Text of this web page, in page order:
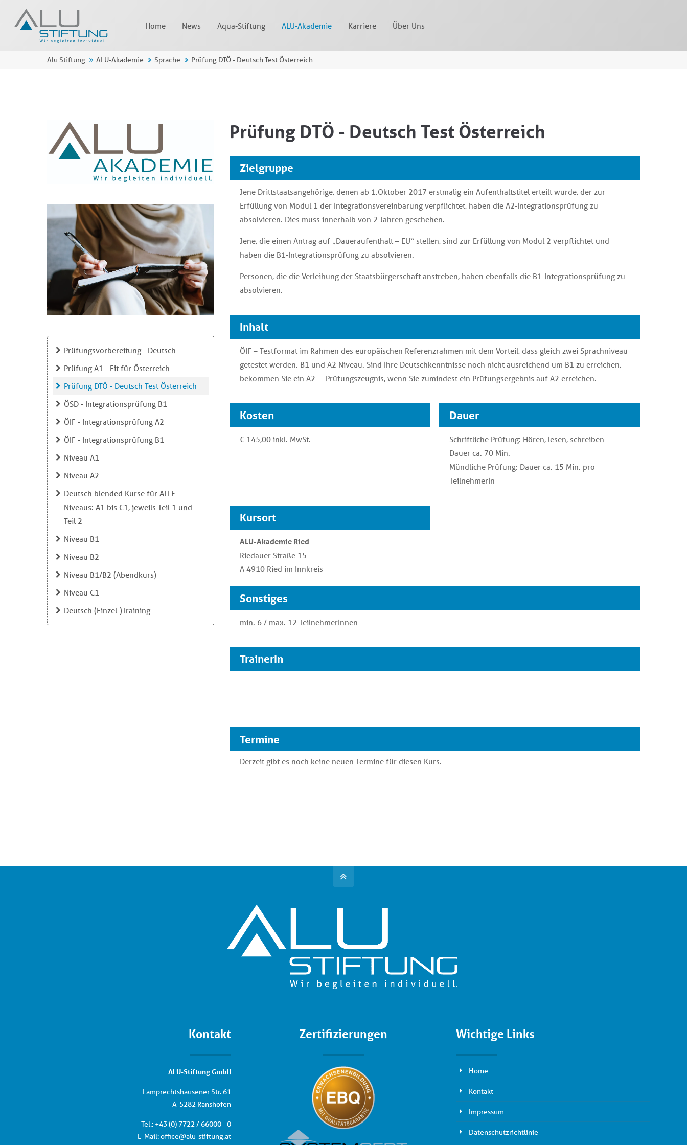
Home News Aqua-Stiftung ALU-Akademie Karriere Über Uns
Alu Stiftung ALU-Akademie Sprache Prüfung DTÖ - Deutsch Test Österreich
Prüfungsvorbereitung - Deutsch
Prüfung A1 - Fit für Österreich
Prüfung DTÖ - Deutsch Test Österreich
ÖSD - Integrationsprüfung B1
ÖIF - Integrationsprüfung A2
ÖIF - Integrationsprüfung B1
Niveau A1
Niveau A2
Deutsch blended Kurse für ALLE
Niveaus: A1 bis C1, jeweils Teil 1 und
Teil 2
Niveau B1
Niveau B2
Niveau B1/B2 (Abendkurs)
Niveau C1
Deutsch (Einzel-)Training
Prüfung DTÖ - Deutsch Test Österreich
Zielgruppe
Jene Drittstaatsangehörige, denen ab 1.Oktober 2017 erstmalig ein Aufenthaltstitel erteilt wurde, der zur
Erfüllung von Modul 1 der Integrationsvereinbarung verpflichtet, haben die A2-Integrationsprüfung zu
absolvieren. Dies muss innerhalb von 2 Jahren geschehen.
Jene, die einen Antrag auf „Daueraufenthalt – EU“ stellen, sind zur Erfüllung von Modul 2 verpflichtet und
haben die B1-Integrationsprüfung zu absolvieren.
Personen, die die Verleihung der Staatsbürgerschaft anstreben, haben ebenfalls die B1-Integrationsprüfung zu
absolvieren.
Inhalt
ÖIF – Testformat im Rahmen des europäischen Referenzrahmen mit dem Vorteil, dass gleich zwei Sprachniveau
getestet werden. B1 und A2 Niveau. Sind Ihre Deutschkenntnisse noch nicht ausreichend um B1 zu erreichen,
bekommen Sie ein A2 – Prüfungszeugnis, wenn Sie zumindest ein Prüfungsergebnis auf A2 erreichen.
Kosten
€ 145,00 inkl. MwSt.
Dauer
Schriftliche Prüfung: Hören, lesen, schreiben -
Dauer ca. 70 Min.
Mündliche Prüfung: Dauer ca. 15 Min. pro
TeilnehmerIn
Kursort
ALU-Akademie Ried
Riedauer Straße 15
A 4910 Ried im Innkreis
Sonstiges
min. 6 / max. 12 TeilnehmerInnen
TrainerIn
Termine
Derzeit gibt es noch keine neuen Termine für diesen Kurs.
Kontakt
ALU-Stiftung GmbH
Lamprechtshausener Str. 61
A-5282 Ranshofen
Tel.: +43 (0) 7722 / 66000 - 0
E-Mail:office@alu-stiftung.at
Zertifizierungen Wichtige Links
Home
Kontakt
Impressum
Datenschutzrichtlinie